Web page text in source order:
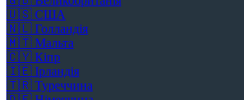
🇺🇸 США
🇳🇱 Голландія
🇲🇹 Мальта
🇨🇾 Кіпр
🇮🇪 Ірландія
🇹🇷 Туреччина